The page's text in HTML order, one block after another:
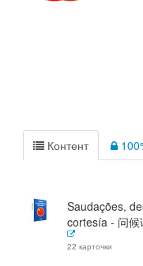
Контент
Saudações,
cortesía - 问候
22 карточки